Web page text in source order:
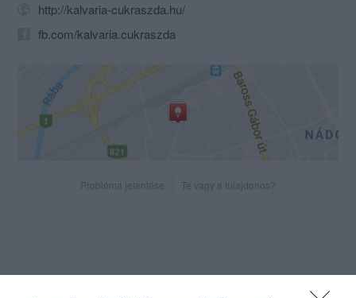
http://kalvaria-cukraszda.hu/
fb.com/kalvaria.cukraszda
Probléma jelentése Te vagy a tulajdonos?